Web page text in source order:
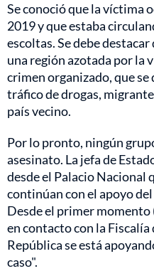
Se conoció que la víctima
2019 y que estaba
escoltas. Se debe
una región azotada por la
crimen organizado, que
tráfico de drogas,
país vecino.
Por lo pronto, ningún
asesinato. La jefa de
desde el Palacio Nacional
continúan con el apoyo
Desde el primer
en contacto con la Fiscalía
República se está
caso".